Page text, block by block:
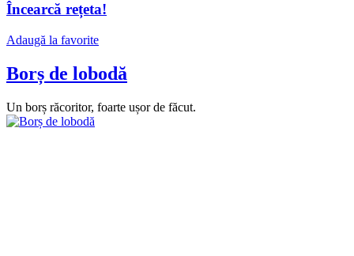
Încearcă rețeta!
Adaugă la favorite
Borș de lobodă
Un borș răcoritor, foarte ușor de făcut.